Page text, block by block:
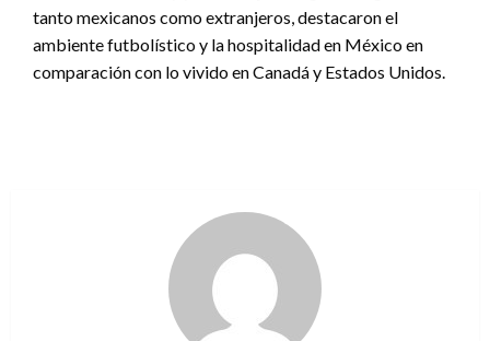
tanto mexicanos como extranjeros, destacaron el
ambiente futbolístico y la hospitalidad en México en
comparación con lo vivido en Canadá y Estados Unidos.